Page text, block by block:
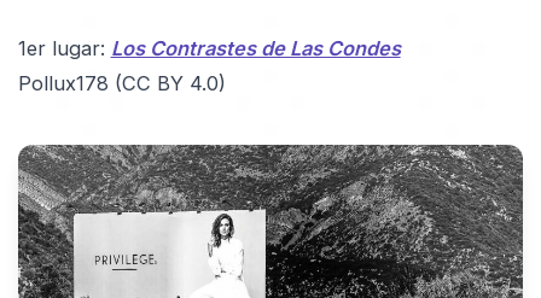
1er lugar: Los Contrastes de Las Condes
Pollux178 (CC BY 4.0)